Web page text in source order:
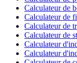
Calculateur de
Calculateur de
Calculateur de
Calculateur de
Calculateur
Calculateur